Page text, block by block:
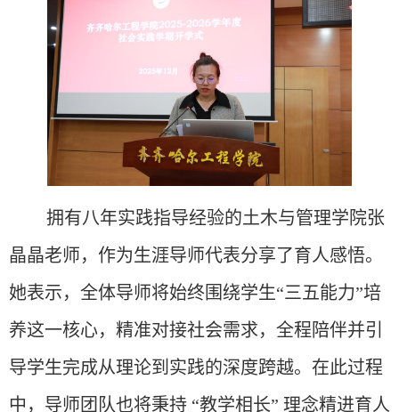
拥有八年实践指导经验的土木与管理学院张
晶晶老师，作为生涯导师代表分享了育人感悟。
她表示，全体导师将始终围绕学生“三五能力”培
养这一核心，精准对接社会需求，全程陪伴并引
导学生完成从理论到实践的深度跨越。在此过程
中，导师团队也将秉持 “教学相长” 理念精进育人